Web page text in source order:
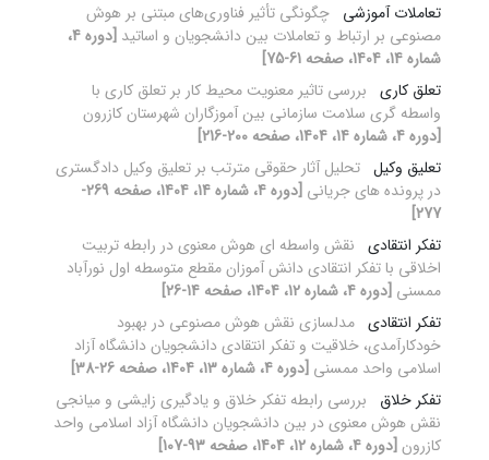
تعاملات آموزشی چگونگی تأثیر فناوری‌های مبتنی بر هوش
مصنوعی بر ارتباط و تعاملات بین دانشجویان و اساتید
[دوره 4،
شماره 14، 1404، صفحه 61-75]
تعلق کاری بررسی تاثیر معنویت محیط کار بر تعلق کاری با
واسطه گری سلامت سازمانی بین آموزگاران شهرستان کازرون
[دوره 4، شماره 14، 1404، صفحه 200-216]
تعلیق وکیل تحلیل آثار حقوقی مترتب بر تعلیق وکیل دادگستری
در پرونده های جریانی
[دوره 4، شماره 14، 1404، صفحه 269-
277]
تفکر انتقادی نقش واسطه ای هوش معنوی در رابطه تربیت
اخلاقی با تفکر انتقادی دانش آموزان مقطع متوسطه اول نورآباد
ممسنی [دوره 4، شماره 12، 1404، صفحه 14-26]
تفکر انتقادی مدلسازی نقش هوش مصنوعی در بهبود
خودکارآمدی، خلاقیت و تفکر انتقادی دانشجویان دانشگاه آزاد
اسلامی واحد ممسنی [دوره 4، شماره 13، 1404، صفحه 26-38]
تفکر خلاق
بررسی رابطه تفکر خلاق و یادگیری زایشی و میانجی
نقش هوش معنوی در بین دانشجویان دانشگاه آزاد اسلامی واحد
کازرون [دوره 4، شماره 12، 1404، صفحه 93-107]